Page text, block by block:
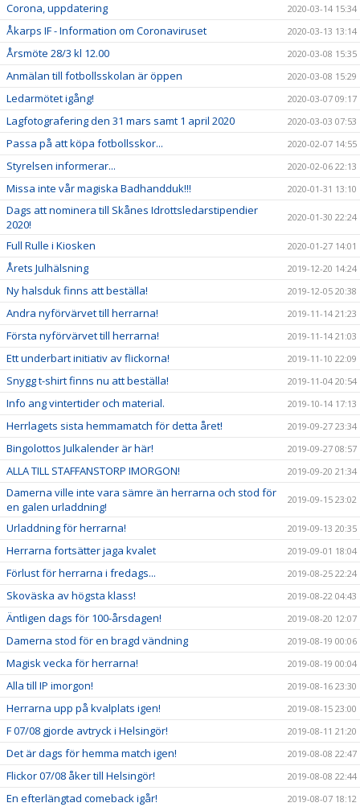
Corona, uppdatering 2020-03-14 15:34
Åkarps IF - Information om Coronaviruset 2020-03-13 13:14
Årsmöte 28/3 kl 12.00 2020-03-08 15:35
Anmälan till fotbollsskolan är öppen 2020-03-08 15:29
Ledarmötet igång! 2020-03-07 09:17
Lagfotografering den 31 mars samt 1 april 2020 2020-03-03 07:53
Passa på att köpa fotbollsskor... 2020-02-07 14:55
Styrelsen informerar... 2020-02-06 22:13
Missa inte vår magiska Badhandduk!!! 2020-01-31 13:10
Dags att nominera till Skånes Idrottsledarstipendier
2020!
2020-01-30 22:24
Full Rulle i Kiosken 2020-01-27 14:01
Årets Julhälsning 2019-12-20 14:24
Ny halsduk finns att beställa! 2019-12-05 20:38
Andra nyförvärvet till herrarna! 2019-11-14 21:23
Första nyförvärvet till herrarna! 2019-11-14 21:03
Ett underbart initiativ av flickorna! 2019-11-10 22:09
Snygg t-shirt finns nu att beställa! 2019-11-04 20:54
Info ang vintertider och material. 2019-10-14 17:13
Herrlagets sista hemmamatch för detta året! 2019-09-27 23:34
Bingolottos Julkalender är här! 2019-09-27 08:57
ALLA TILL STAFFANSTORP IMORGON! 2019-09-20 21:34
Damerna ville inte vara sämre än herrarna och stod för
en galen urladdning!
2019-09-15 23:02
Urladdning för herrarna! 2019-09-13 20:35
Herrarna fortsätter jaga kvalet 2019-09-01 18:04
Förlust för herrarna i fredags... 2019-08-25 22:24
Skoväska av högsta klass! 2019-08-22 04:43
Äntligen dags för 100-årsdagen! 2019-08-20 12:07
Damerna stod för en bragd vändning 2019-08-19 00:06
Magisk vecka för herrarna! 2019-08-19 00:04
Alla till IP imorgon! 2019-08-16 23:30
Herrarna upp på kvalplats igen! 2019-08-15 23:00
F 07/08 gjorde avtryck i Helsingör! 2019-08-11 21:20
Det är dags för hemma match igen! 2019-08-08 22:47
Flickor 07/08 åker till Helsingör! 2019-08-08 22:44
En efterlängtad comeback igår! 2019-08-07 18:12